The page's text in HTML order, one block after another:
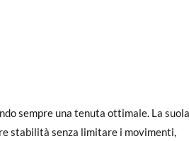
30 €, la spedizione standard costa 3,95